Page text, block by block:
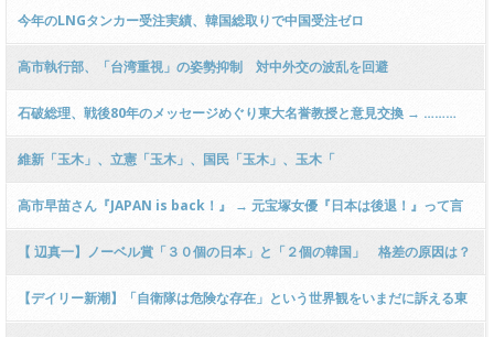
に歯がみはするけれど…
今年のLNGタンカー受注実績、韓国総取りで中国受注ゼロ
高市執行部、「台湾重視」の姿勢抑制 対中外交の波乱を回避
石破総理、戦後80年のメッセージめぐり東大名誉教授と意見交換 → ………
維新「玉木」、立憲「玉木」、国民「玉木」、玉木「
高市早苗さん『JAPAN is back！』 → 元宝塚女優『日本は後退！』って言
ったぁああああ！』 → AI「"Japan is back" は「日本が帰ってきた」「日
本が復活した」という意味」
【 辺真一】ノーベル賞「３０個の日本」と「２個の韓国」 格差の原因は？
【デイリー新潮】「自衛隊は危険な存在」という世界観をいまだに訴える東